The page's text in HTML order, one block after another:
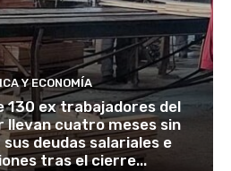
Y ECONOMÍA
130 ex trabajadores del
llevan cuatro meses sin
deudas salariales e
tras el cierre...